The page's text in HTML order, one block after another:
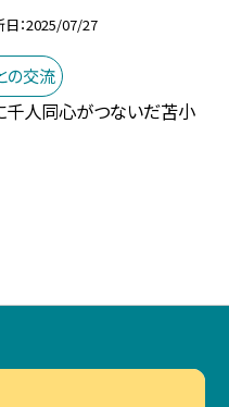
日 2025/07/27
の交流
千人同心がつないだ苫小